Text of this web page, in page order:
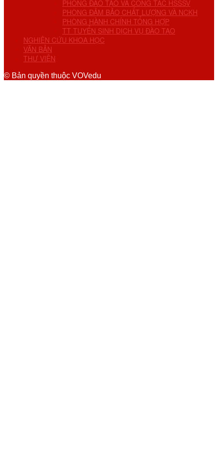
PHÒNG ĐÀO TẠO VÀ CÔNG TÁC HSSSV
PHÒNG ĐẢM BẢO CHẤT LƯỢNG VÀ NCKH
PHÒNG HÀNH CHÍNH TỔNG HỢP
TT TUYỂN SINH DỊCH VỤ ĐÀO TẠO
NGHIÊN CỨU KHOA HỌC
VĂN BẢN
THƯ VIỆN
© Bản quyền thuộc VOVedu